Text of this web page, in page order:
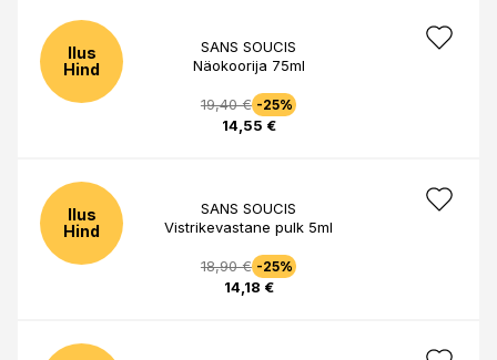
Ilus
Hind
SANS SOUCIS
Näokoorija 75ml
19,40 € -25%
14,55 €
Ilus
Hind
SANS SOUCIS
Vistrikevastane pulk 5ml
18,90 € -25%
14,18 €